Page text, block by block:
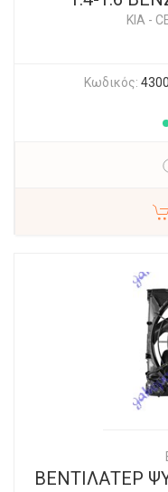
KIA -
Κωδικός:
ΒΕΝΤΙΛΑΤΕΡ